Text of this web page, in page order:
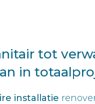
tot
in
installatie